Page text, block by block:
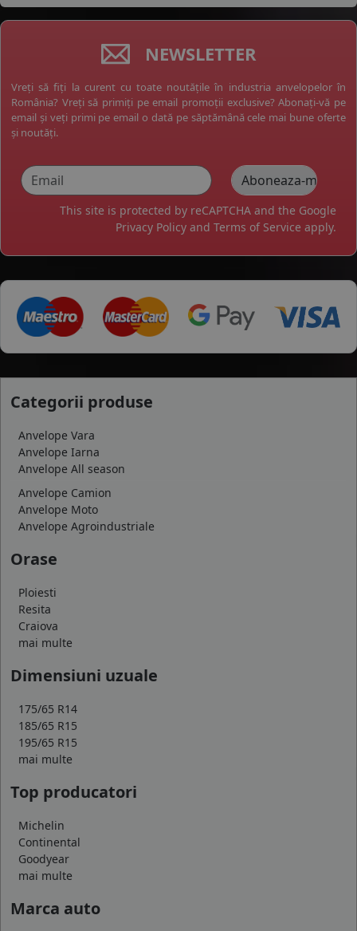
NEWSLETTER
Vreți să fiți la curent cu toate noutățile în industria anvelopelor în
România? Vreți să primiți pe email promoții exclusive? Abonați-vă pe
email și veți primi pe email o dată pe săptămână cele mai bune oferte
și noutăți.
This site is protected by reCAPTCHA and the Google
Privacy Policy and Terms of Service apply.
Categorii produse
Anvelope Vara
Anvelope Iarna
Anvelope All season
Anvelope Camion
Anvelope Moto
Anvelope Agroindustriale
Orase
Ploiesti
Resita
Craiova
mai multe
Dimensiuni uzuale
175/65 R14
185/65 R15
195/65 R15
mai multe
Top producatori
Michelin
Continental
Goodyear
mai multe
Marca auto